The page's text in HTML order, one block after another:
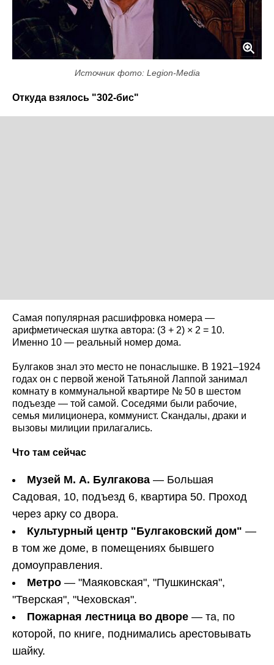
Источник фото: Legion-Media
Откуда взялось "302-бис"
Самая популярная расшифровка номера —
арифметическая шутка автора: (3 + 2) × 2 = 10.
Именно 10 — реальный номер дома.
Булгаков знал это место не понаслышке. В 1921–1924
годах он с первой женой Татьяной Лаппой занимал
комнату в коммунальной квартире № 50 в шестом
подъезде — той самой. Соседями были рабочие,
семья милиционера, коммунист. Скандалы, драки и
вызовы милиции прилагались.
Что там сейчас
Музей М. А. Булгакова — Большая
Садовая, 10, подъезд 6, квартира 50. Проход
через арку со двора.
Культурный центр "Булгаковский дом" —
в том же доме, в помещениях бывшего
домоуправления.
Метро — "Маяковская", "Пушкинская",
"Тверская", "Чеховская".
Пожарная лестница во дворе — та, по
которой, по книге, поднимались арестовывать
шайку.